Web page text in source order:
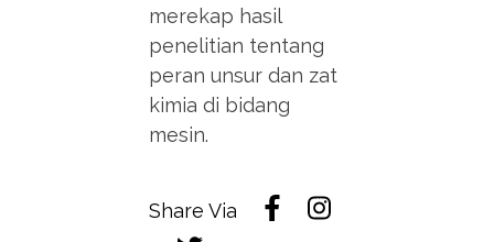
merekap hasil
penelitian tentang
peran unsur dan zat
kimia di bidang
mesin.
Share Via